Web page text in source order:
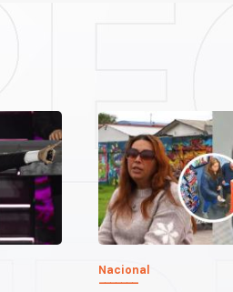
Nacional